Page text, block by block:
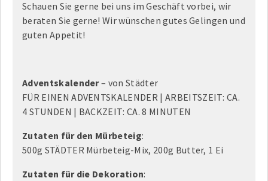
Schauen Sie gerne bei uns im Geschäft vorbei, wir
beraten Sie gerne! Wir wünschen gutes Gelingen und
guten Appetit!
Adventskalender– von Städter
FÜR EINEN ADVENTSKALENDER | ARBEITSZEIT: CA.
4 STUNDEN | BACKZEIT: CA. 8 MINUTEN
Zutaten für den Mürbeteig:
500g STÄDTER Mürbeteig-Mix, 200g Butter, 1 Ei
Zutaten für die Dekoration: